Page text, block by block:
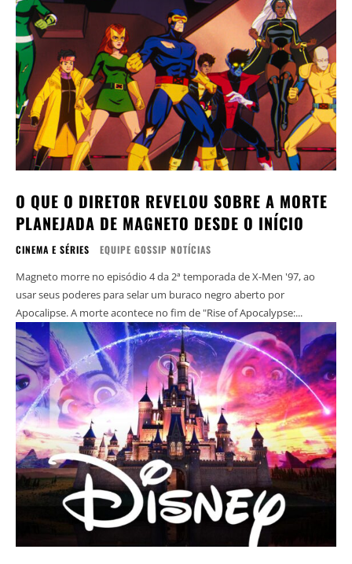
O QUE O DIRETOR REVELOU SOBRE A MORTE
PLANEJADA DE MAGNETO DESDE O INÍCIO
CINEMA E SÉRIES EQUIPE GOSSIP NOTÍCIAS
Magneto morre no episódio 4 da 2ª temporada de X-Men '97, ao
usar seus poderes para selar um buraco negro aberto por
Apocalipse. A morte acontece no fim de "Rise of Apocalypse:...